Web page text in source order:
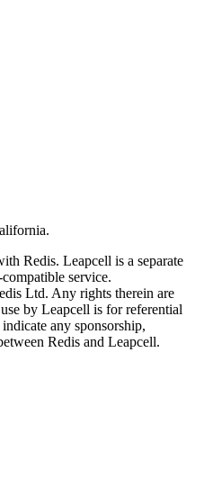
Redis. Leapcell is a separate
service.
Ltd. Any rights therein are
by Leapcell is for referential
any sponsorship,
Redis and Leapcell.